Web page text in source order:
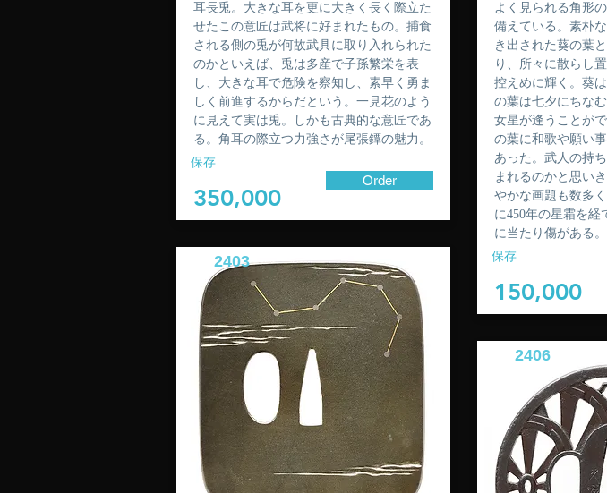
耳長兎。大きな耳を更に大きく長く際立た
せたこの意匠は武将に好まれたもの。捕食
される側の兎が何故武具に取り入れられた
のかといえば、兎は多産で子孫繁栄を表
し、大きな耳で危険を察知し、素早く勇ま
しく前進するからだという。一見花のよう
に見えて実は兎。しかも古典的な意匠であ
る。角耳の際立つ力強さが尾張鐔の魅力。
保存
350,000
Order
2403
よく見られる角形
備えている。素朴
き出された葵の葉
り、所々に散らし
控えめに輝く。葵
の葉は七夕にちな
女星が逢うことが
の葉に和歌や願い
あった。武人の持
まれるのかと思い
やかな画題も数多
に450年の星霜を経
に当たり傷がある。
保存
150,000
2406